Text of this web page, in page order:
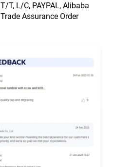
T/T, L/C, PAYPAL, Alibaba
Trade Assurance Order